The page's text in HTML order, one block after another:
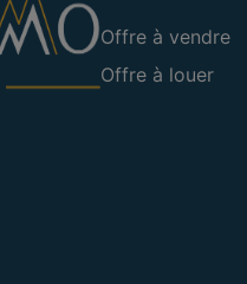
Offre à vendre
Offre à louer